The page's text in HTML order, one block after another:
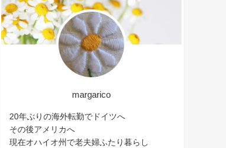
margarico
20年ぶりの海外転勤でドイツへ
その後アメリカへ
現在オハイオ州で老夫婦ふたり暮らし